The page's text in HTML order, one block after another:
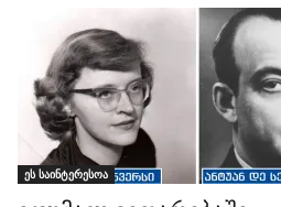
ეს საინტერესოა